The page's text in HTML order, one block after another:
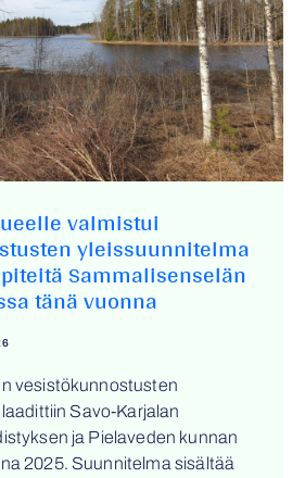
valmistui
yleissuunnitelma
Sammalisenselän
tänä vuonna
vesistökunnostusten
Savo-Karjalan
ja Pielaveden kunnan
2025. Suunnitelma sisältää